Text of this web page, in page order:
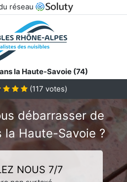
réseau
la Haute-Savoie (74)
(117 votes)
débarrasser de
Haute-Savoie ?
NOUS 7/7